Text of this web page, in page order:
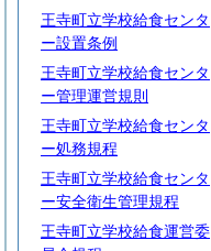
王寺町立学校給食センタ
ー設置条例
王寺町立学校給食センタ
ー管理運営規則
王寺町立学校給食センタ
ー処務規程
王寺町立学校給食センタ
ー安全衛生管理規程
王寺町立学校給食運営委